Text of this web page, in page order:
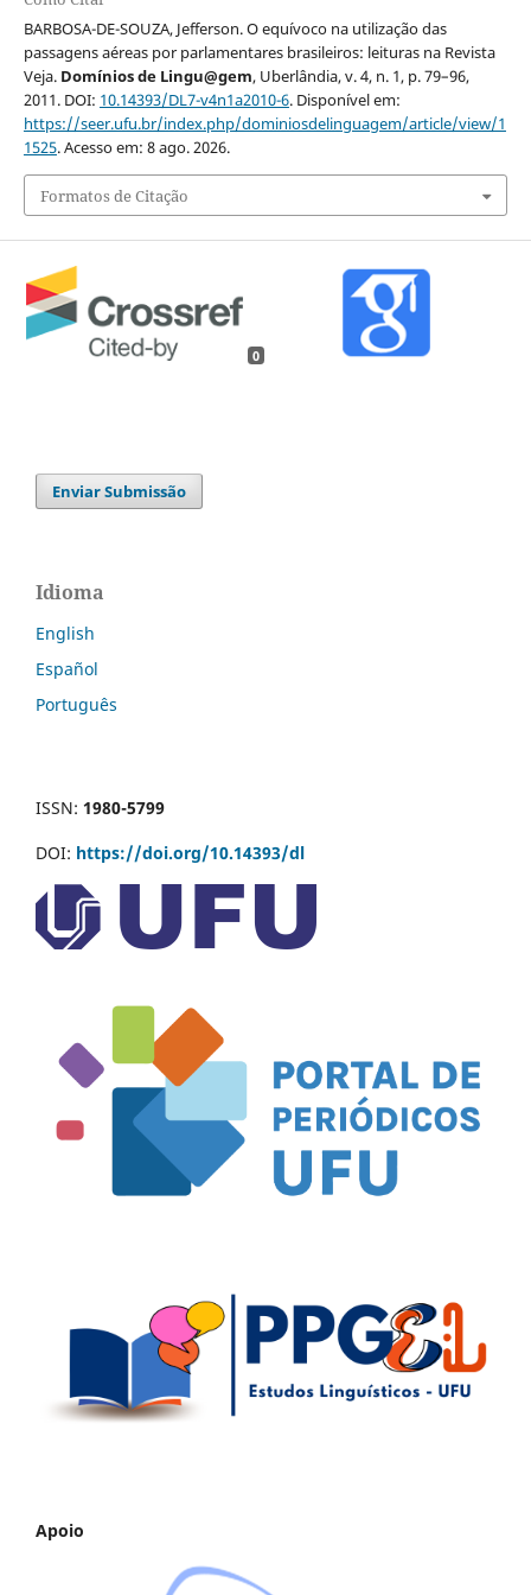
BARBOSA-DE-SOUZA, Jefferson. O equívoco na utilização das
passagens aéreas por parlamentares brasileiros: leituras na Revista
Veja. Domínios de Lingu@gem, Uberlândia, v. 4, n. 1, p. 79–96,
2011. DOI: 10.14393/DL7-v4n1a2010-6. Disponível em:
https://seer.ufu.br/index.php/dominiosdelinguagem/article/view/1
1525. Acesso em: 8 ago. 2026.
Formatos de Citação
0
Enviar Submissão
Idioma
English
Español
Português
ISSN: 1980-5799
DOI: https://doi.org/10.14393/dl
Apoio